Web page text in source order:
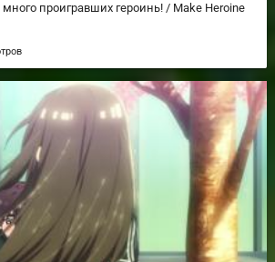
проигравших героинь! / Make Heroine